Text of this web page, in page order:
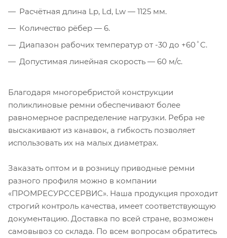
Расчётная длина Lp, Ld, Lw — 1125 мм.
Количество рёбер — 6.
Диапазон рабочих температур от -30 до +60˚C.
Допустимая линейная скорость — 60 м/с.
Благодаря многоребристой конструкции
поликлиновые ремни обеспечивают более
равномерное распределение нагрузки. Ребра не
выскакивают из канавок, а гибкость позволяет
использовать их на малых диаметрах.
Заказать оптом и в розницу приводные ремни
разного профиля можно в компании
«ПРОМРЕСУРССЕРВИС». Наша продукция проходит
строгий контроль качества, имеет соответствующую
документацию. Доставка по всей стране, возможен
самовывоз со склада. По всем вопросам обратитесь